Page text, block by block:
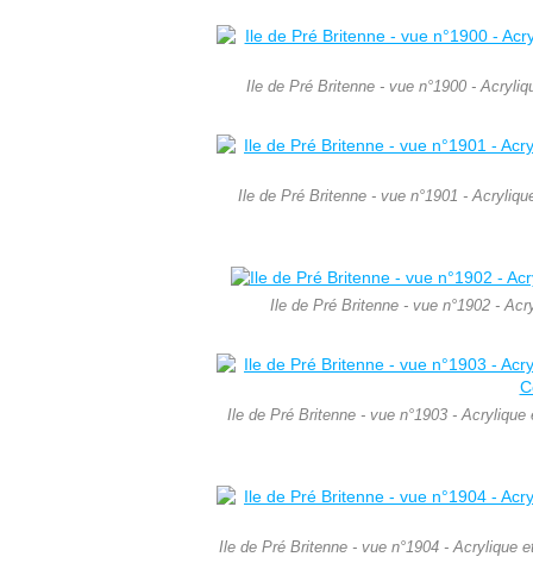
Ile de Pré Britenne - vue n°1900 -
Ile de Pré Britenne - vue n°1901 -
Ile de Pré Britenne - vue n°1902 -
Ile de Pré Britenne - vue n°1903 -
Ile de Pré Britenne - vue n°1904 - Acrylique